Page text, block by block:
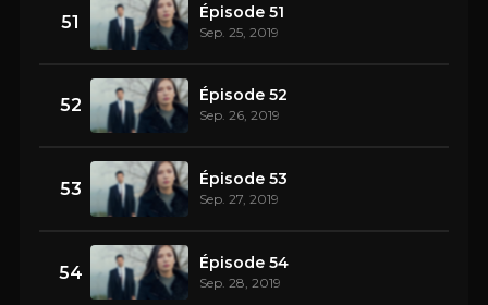
51 Épisode 51
Sep. 25, 2019
52 Épisode 52
Sep. 26, 2019
53 Épisode 53
Sep. 27, 2019
54 Épisode 54
Sep. 28, 2019